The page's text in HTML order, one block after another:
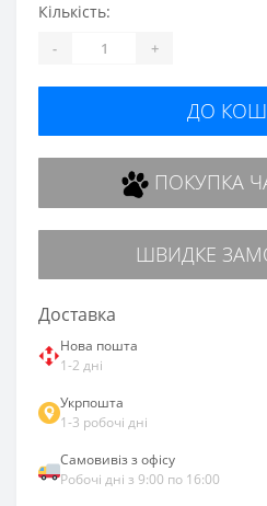
Кількість:
- +
ДО
ПОКУПКА
ШВИДКЕ
Доставка
Нова пошта
1-2 дні
Укрпошта
1-3 робочі дні
Самовивіз з офісу
Робочі дні з 9:00 по 16:00